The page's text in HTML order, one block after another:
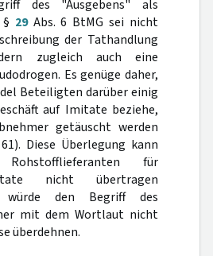
des "Ausgebens" als
29Abs. 6 BtMG sei nicht
der Tathandlung
zugleich auch eine
Es genüge daher,
Beteiligten darüber einig
auf Imitate beziehe,
getäuscht werden
Diese Überlegung kann
für
nicht übertragen
den Begriff des
mit dem Wortlaut nicht
überdehnen.